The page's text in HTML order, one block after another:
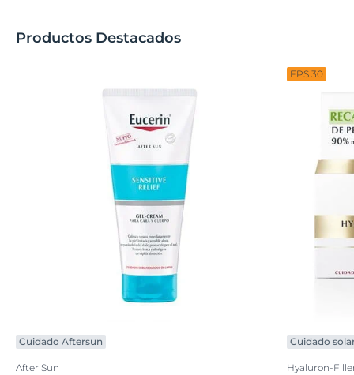
Productos Destacados
Cuidado Aftersun
After Sun
FPS 30
Cuidado
Hyaluron-